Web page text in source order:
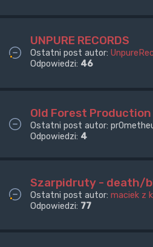
UNPURE RECORDS
Ostatni post autor:
Odpowiedzi: 46
Old Forest Production
Ostatni post autor:
Odpowiedzi: 4
Szarpidruty - death/
Ostatni post autor: maciek z
Odpowiedzi: 77